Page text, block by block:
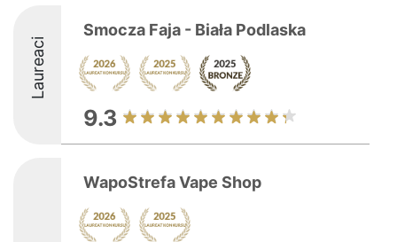
Laureaci
Smocza Faja - Biała Podlaska
9.3
WapoStrefa Vape Shop